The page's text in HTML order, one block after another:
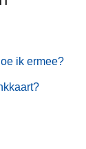
ik ermee?